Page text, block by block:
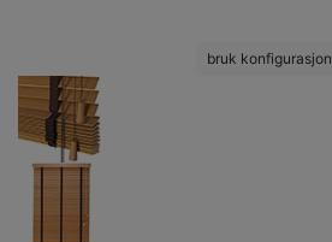
bruk konfigurasjon